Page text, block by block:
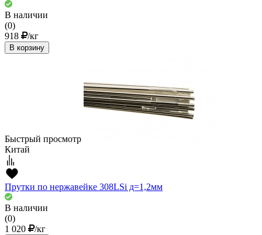
В наличии
(0)
918
/кг
В корзину
Быстрый просмотр
Китай
Прутки по нержавейке 308LSi д=1,2мм
В наличии
(0)
1 020
/кг